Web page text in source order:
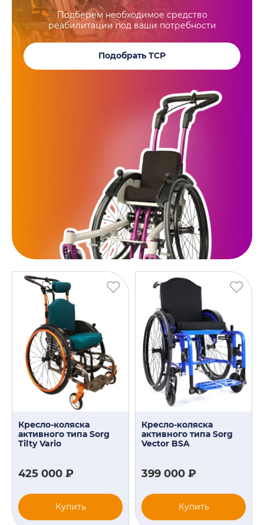
Подберем необходимое средство
реабилитации под ваши потребности
Подобрать ТСР
Кресло-коляска
активного типа Sorg
Tilty Vario
425 000 ₽
Купить
Кресло-коляска
активного типа Sorg
Vector BSA
399 000 ₽
Купить